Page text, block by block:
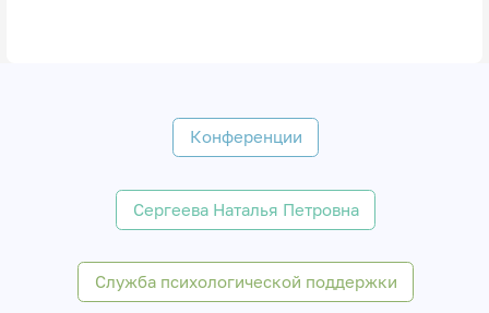
Конференции
Сергеева Наталья Петровна
Служба психологической поддержки